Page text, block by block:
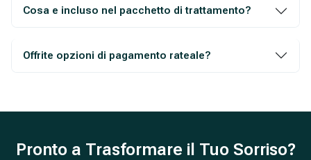
Cosa e incluso nel pacchetto di trattamento?
Offrite opzioni di pagamento rateale?
Pronto a Trasformare il Tuo Sorriso?